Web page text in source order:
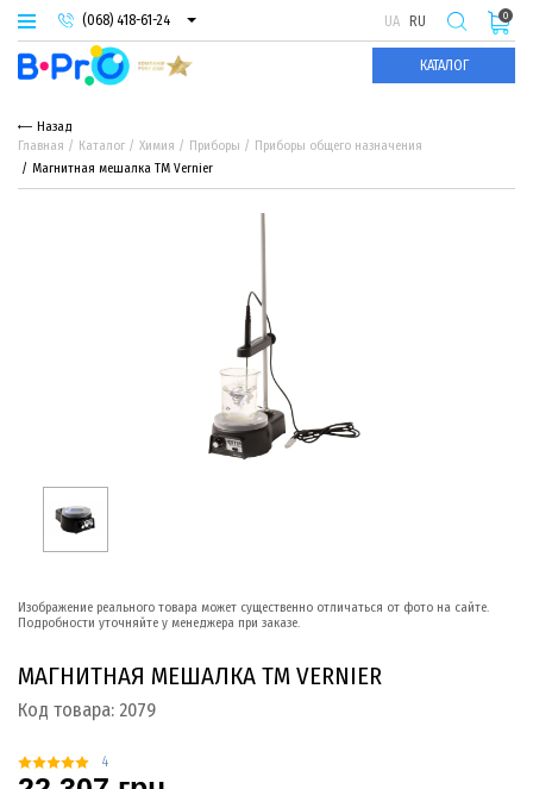
(068) 418-61-24
(093) 974-66-94
(095) 987-29-55
UA RU
КАТАЛОГ
0
Назад
Главная
Каталог Химия Приборы
Приборы общего назначения
Магнитная мешалка ТМ Vernier
Изображение реального товара может существенно отличаться от фото на сайте.
Подробности уточняйте у менеджера при заказе.
МАГНИТНАЯ МЕШАЛКА ТМ VERNIER
Код товара: 2079
4